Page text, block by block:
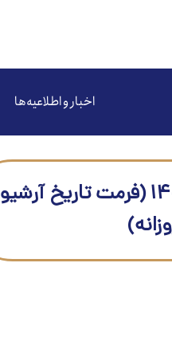
اخبار و اطلاعیه‌ها
آرشیو ۱۴ آبان ۱۴۰۴ (فرمت تاریخ آرشیو